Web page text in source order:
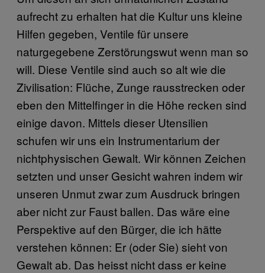
aufrecht zu erhalten hat die Kultur uns kleine
Hilfen gegeben, Ventile für unsere
naturgegebene Zerstörungswut wenn man so
will. Diese Ventile sind auch so alt wie die
Zivilisation: Flüche, Zunge rausstrecken oder
eben den Mittelfinger in die Höhe recken sind
einige davon. Mittels dieser Utensilien
schufen wir uns ein Instrumentarium der
nichtphysischen Gewalt. Wir können Zeichen
setzten und unser Gesicht wahren indem wir
unseren Unmut zwar zum Ausdruck bringen
aber nicht zur Faust ballen. Das wäre eine
Perspektive auf den Bürger, die ich hätte
verstehen können: Er (oder Sie) sieht von
Gewalt ab. Das heisst nicht dass er keine